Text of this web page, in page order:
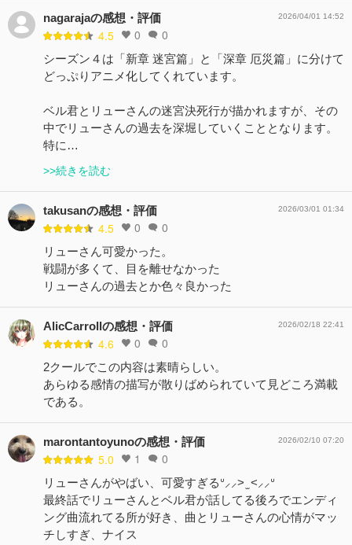
nagarajaの感想・評価
4.5 0 0
2026/04/01 14:52
シーズン４は「新章 迷宮篇」と「深章 厄災篇」に分けて
どっぷりアニメ化してくれています。
ベル君とリューさんの迷宮決死行が描かれますが、その
中でリューさんの過去を深堀していくこととなります。
特に…
>>続きを読む
takusanの感想・評価
4.5 0 0
2026/03/01 01:34
リューさん可愛かった。
戦闘が多くて、目を離せなかった
リューさんの過去とか色々良かった
AlicCarrollの感想・評価
4.6 0 0
2026/02/18 22:41
2クールでこの内容は素晴らしい。
あらゆる感情の描写が散りばめられていて見どころ満載
である。
marontantoyunoの感想・評価
5.0 1 0
2026/02/10 07:20
リューさんがやばい、可愛すぎるᐡ⸝⸝> ̫ <⸝⸝ᐡ
最終話でリューさんとベル君が話してる後ろでエンディ
ング曲流れてる所が好き、曲とリューさんの心情がマッ
チしすぎ、ナイス